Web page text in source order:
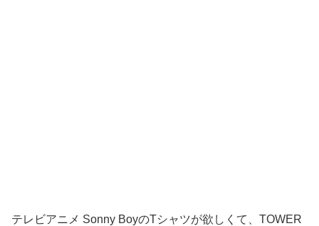
テレビアニメ Sonny BoyのTシャツが欲しくて、TOWER